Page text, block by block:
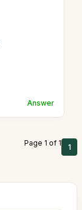
Answer
Page 1 of 1 1